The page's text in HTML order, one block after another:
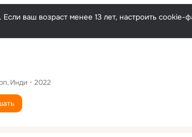
Русский
ваш возраст менее 13 лет, настроить cookie-
Инди 2022